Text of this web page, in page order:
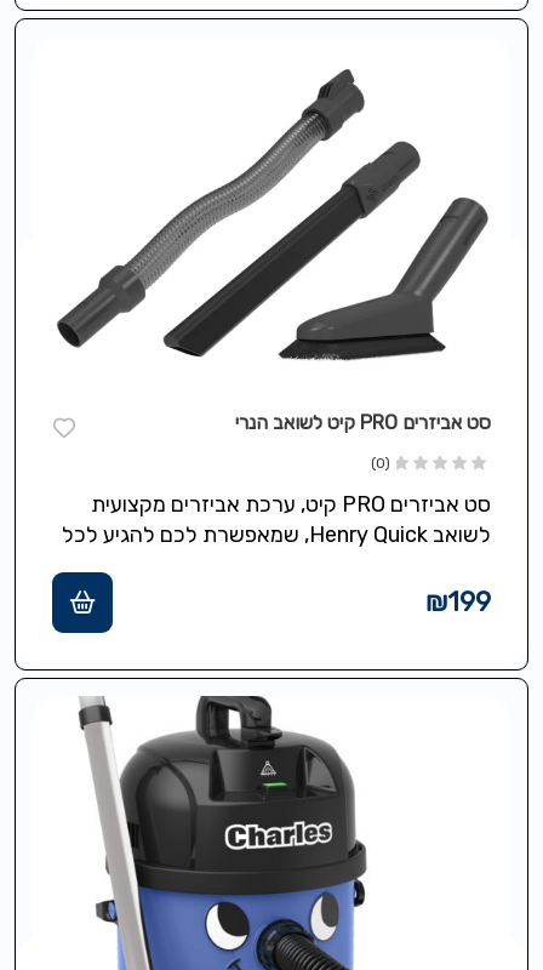
סט אביזרים PRO קיט לשואב הנרי
(0)
סט אביזרים PRO קיט, ערכת אביזרים מקצועית
לשואב Henry Quick, שמאפשרת לכם להגיע לכל
₪199